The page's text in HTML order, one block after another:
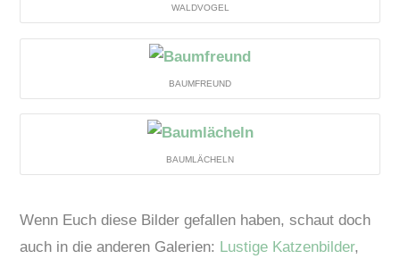
WALDVOGEL
BAUMFREUND
BAUMLÄCHELN
Wenn Euch diese Bilder gefallen haben, schaut doch
auch in die anderen Galerien: Lustige Katzenbilder,